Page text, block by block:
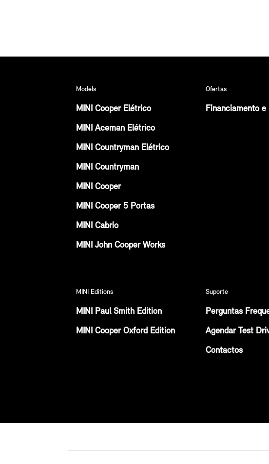
Models
MINI Cooper Elétrico
MINI Aceman Elétrico
MINI Countryman Elétrico
MINI Countryman
MINI Cooper
MINI Cooper 5 Portas
MINI Cabrio
MINI John Cooper Works
Ofertas
Financiamento e
MINI Editions
MINI Paul Smith Edition
MINI Cooper Oxford Edition
Suporte
Perguntas
Agendar Test
Contactos